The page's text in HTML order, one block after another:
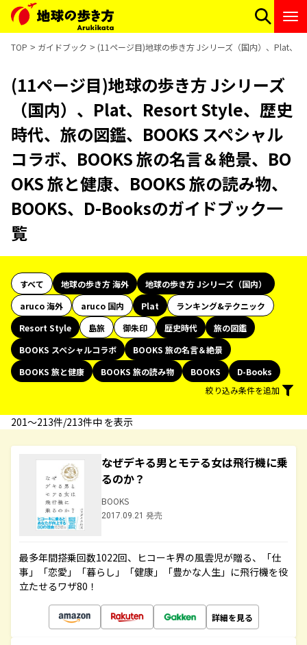
TOP ガイドブック (11ページ目)地球の歩き方 Jシリーズ（国内）、Plat、
(11ページ目)地球の歩き方 Jシリーズ
（国内）、Plat、Resort Style、歴史
時代、旅の図鑑、BOOKS スペシャル
コラボ、BOOKS 旅の名言＆絶景、BO
OKS 旅と健康、BOOKS 旅の読み物、
BOOKS、D-Booksのガイドブック一
覧
すべて 地球の歩き方 海外
地球の歩き方 Jシリーズ（国内）
aruco 海外
aruco 国内 Plat
ランキング&テクニック
Resort Style
島旅 御朱印 歴史時代
旅の図鑑
BOOKS スペシャルコラボ
BOOKS 旅の名言＆絶景
BOOKS 旅と健康
BOOKS 旅の読み物 BOOKS
D-Books
絞り込み条件を追加
201〜213件/213件中 を表示
なぜデキる男とモテる女は飛行機に乗
るのか？
BOOKS
2017.09.21 発売
最多年間搭乗回数1022回、ヒコーキ界の風雲児が贈る、「仕
事」「恋愛」「暮らし」「健康」「豊かな人生」に飛行機を役
立たせるワザ80！
詳細を見る